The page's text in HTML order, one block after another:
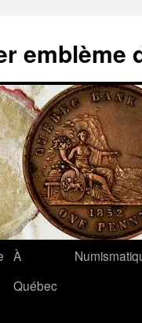
emblème
À
Québec